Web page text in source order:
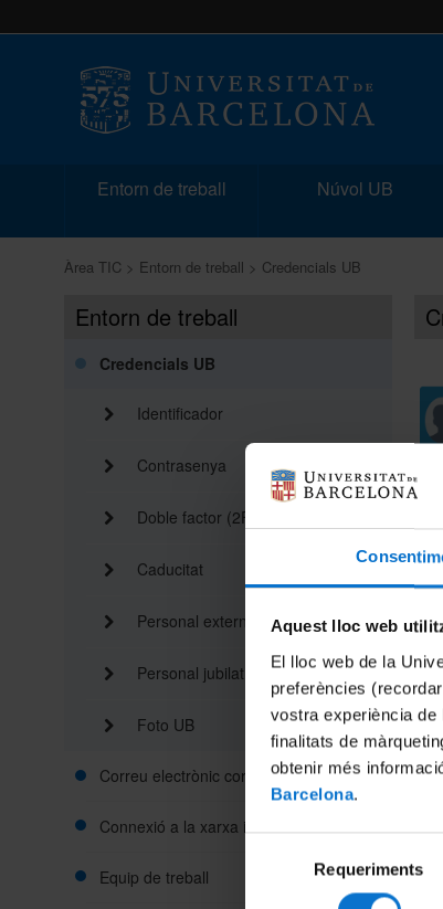
Aquest lloc web
El lloc web de la
preferències
vostra experiència de
finalitats de
obtenir més
Barcelona.
consentiment
Requeriments
Entorn de treball Núvol UB
Àrea TIC Entorn de treball Credencials UB
Entorn de treball
Credencials UB
Identificador
Contrasenya
Doble factor (2FA)
Caducitat
Personal extern
Personal jubilat
Foto UB
Correu electrònic corporatiu
Connexió a la xarxa informàtica
Equip de treball